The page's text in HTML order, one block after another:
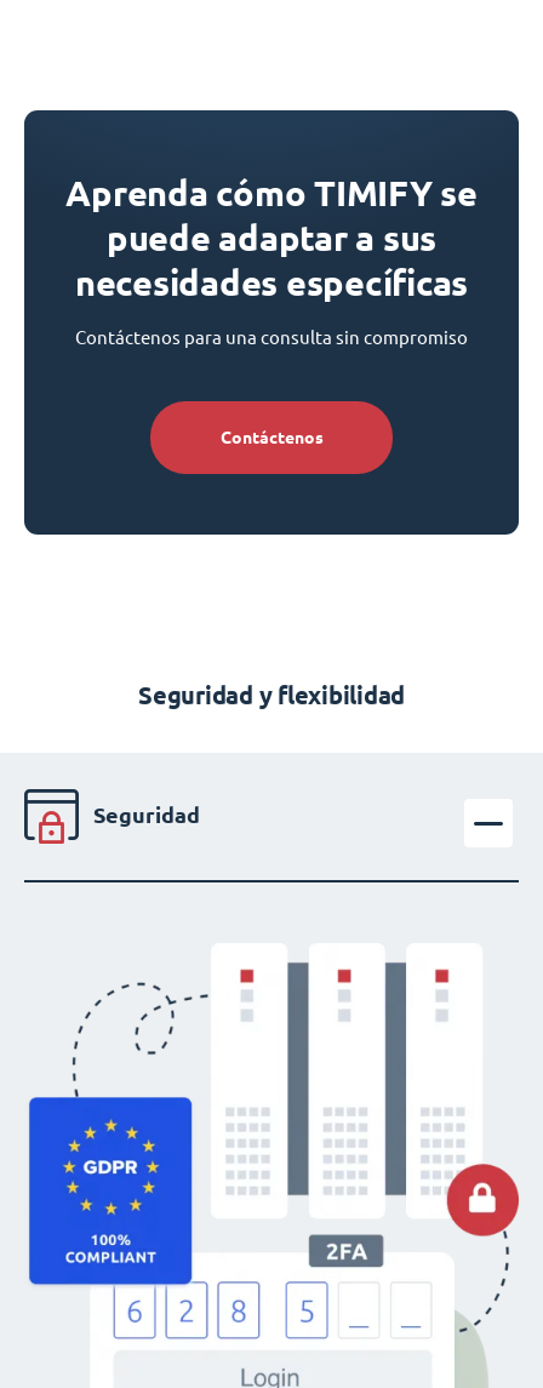
Aprenda cómo TIMIFY se
puede adaptar a sus
necesidades específicas
Contáctenos para una consulta sin compromiso
Contáctenos
Seguridad y flexibilidad
Seguridad